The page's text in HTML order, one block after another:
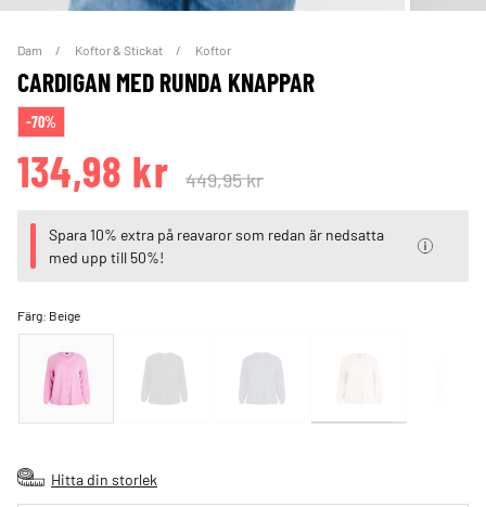
Dam Koftor & Stickat Koftor
CARDIGAN MED RUNDA KNAPPAR
-70%
134,98 kr 449,95 kr
Spara 10% extra på reavaror som redan är nedsatta
med upp till 50%!
Färg: Beige
Hitta din storlek